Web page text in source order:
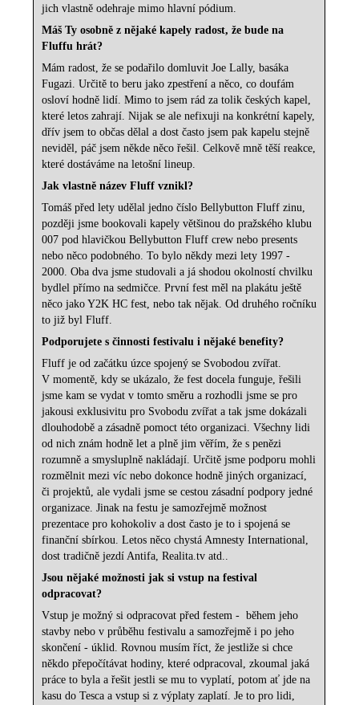
jich vlastně odehraje mimo hlavní pódium.
Máš Ty osobně z nějaké kapely radost, že bude na
Fluffu hrát?
Mám radost, že se podařilo domluvit Joe Lally, basáka
Fugazi. Určitě to beru jako zpestření a něco, co doufám
osloví hodně lidí. Mimo to jsem rád za tolik českých kapel,
které letos zahrají. Nijak se ale nefixuji na konkrétní kapely,
dřív jsem to občas dělal a dost často jsem pak kapelu stejně
neviděl, páč jsem někde něco řešil. Celkově mně těší reakce,
které dostáváme na letošní lineup.
Jak vlastně název Fluff vznikl?
Tomáš před lety udělal jedno číslo Bellybutton Fluff zinu,
později jsme bookovali kapely většinou do pražského klubu
007 pod hlavičkou Bellybutton Fluff crew nebo presents
nebo něco podobného. To bylo někdy mezi lety 1997 -
2000. Oba dva jsme studovali a já shodou okolností chvilku
bydlel přímo na sedmičce. První fest měl na plakátu ještě
něco jako Y2K HC fest, nebo tak nějak. Od druhého ročníku
to již byl Fluff.
Podporujete s činnosti festivalu i nějaké benefity?
Fluff je od začátku úzce spojený se Svobodou zvířat.
V momentě, kdy se ukázalo, že fest docela funguje, řešili
jsme kam se vydat v tomto směru a rozhodli jsme se pro
jakousi exklusivitu pro Svobodu zvířat a tak jsme dokázali
dlouhodobě a zásadně pomoct této organizaci. Všechny lidi
od nich znám hodně let a plně jim věřím, že s penězi
rozumně a smysluplně nakládají. Určitě jsme podporu mohli
rozmělnit mezi víc nebo dokonce hodně jiných organizací,
či projektů, ale vydali jsme se cestou zásadní podpory jedné
organizace. Jinak na festu je samozřejmě možnost
prezentace pro kohokoliv a dost často je to i spojená se
finanční sbírkou. Letos něco chystá Amnesty International,
dost tradičně jezdí Antifa, Realita.tv atd..
Jsou nějaké možnosti jak si vstup na festival
odpracovat?
Vstup je možný si odpracovat před festem - během jeho
stavby nebo v průběhu festivalu a samozřejmě i po jeho
skončení - úklid. Rovnou musím říct, že jestliže si chce
někdo přepočítávat hodiny, které odpracoval, zkoumal jaká
práce to byla a řešit jestli se mu to vyplatí, potom ať jde na
kasu do Tesca a vstup si z výplaty zaplatí. Je to pro lidi,